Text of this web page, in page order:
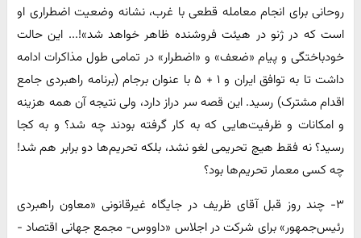
روحانی برای انجام معامله قطعی با غرب، نشانه وضعیت اضطراری او
است که در ژنو در هیئت فروشنده ظاهر خواهد شد»!‌... این حالت
خودباختگی و پیام «‌ضعف‌» و «‌اضطرار‌» در تمامی طول مذاکرات ادامه
داشت تا به توافق ایران و ۱ + ۵ با عنوان برجام (برنامه راهبردی جامع
اقدام مشترک) رسید. این قصه سر دراز دارد، ولی نتیجه آن همه هزینه
و امکانات و ظرفیت‌هایی که به کار گرفته بودند چه شد؟ و به کجا
رسید؟ نه فقط هیچ تحریمی لغو نشد، بلکه تحریم‌ها دو برابر هم شد!
چه کسی معمار تحریم‌ها بود؟
۳- چند روز قبل آقای ظریف در جایگاه غیر‌قانونی «‌معاون راهبردی
رئیس‌جمهور‌» برای شرکت در اجلاس «‌داووس- مجمع جهانی اقتصاد -